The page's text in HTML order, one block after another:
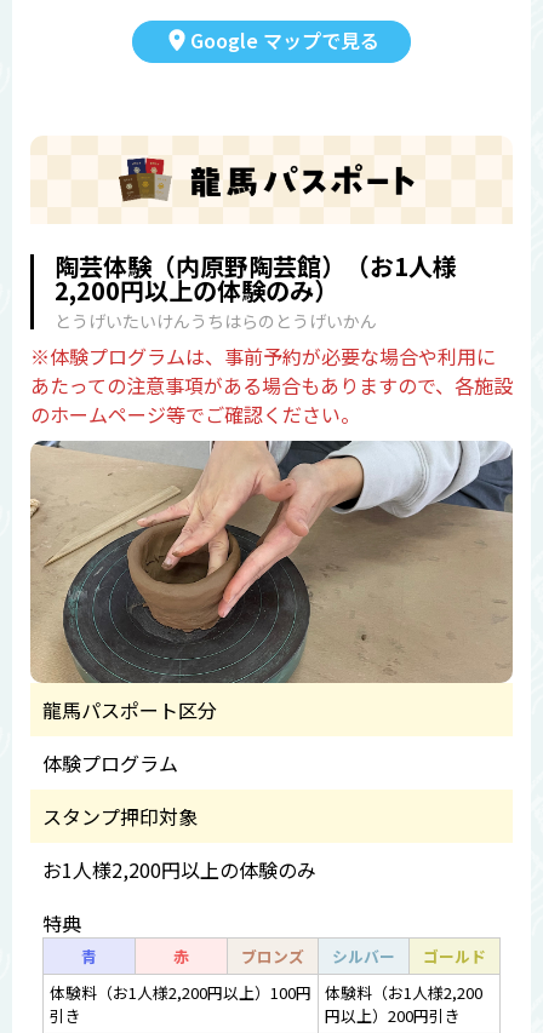
Google マップで見る
陶芸体験（内原野陶芸館）（お1人様
2,200円以上の体験のみ）
とうげいたいけんうちはらのとうげいかん
※体験プログラムは、事前予約が必要な場合や利用に
あたっての注意事項がある場合もありますので、各施設
のホームページ等でご確認ください。
龍馬パスポート区分
体験プログラム
スタンプ押印対象
お1人様2,200円以上の体験のみ
特典
青 赤 ブロンズ シルバー
ゴールド
体験料（お1人様2,200円以上）100円
引き
体験料（お1人様2,200
円以上）200円引き